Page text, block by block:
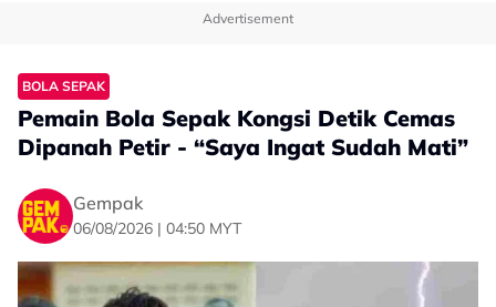
Advertisement
BOLA SEPAK
Pemain Bola Sepak Kongsi Detik Cemas
Dipanah Petir - “Saya Ingat Sudah Mati”
Gempak
06/08/2026 | 04:50 MYT